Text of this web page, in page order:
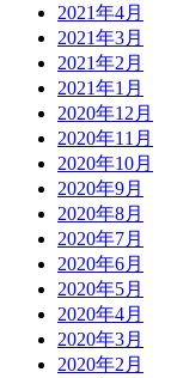
2021年4月
2021年3月
2021年2月
2021年1月
2020年12月
2020年11月
2020年10月
2020年9月
2020年8月
2020年7月
2020年6月
2020年5月
2020年4月
2020年3月
2020年2月